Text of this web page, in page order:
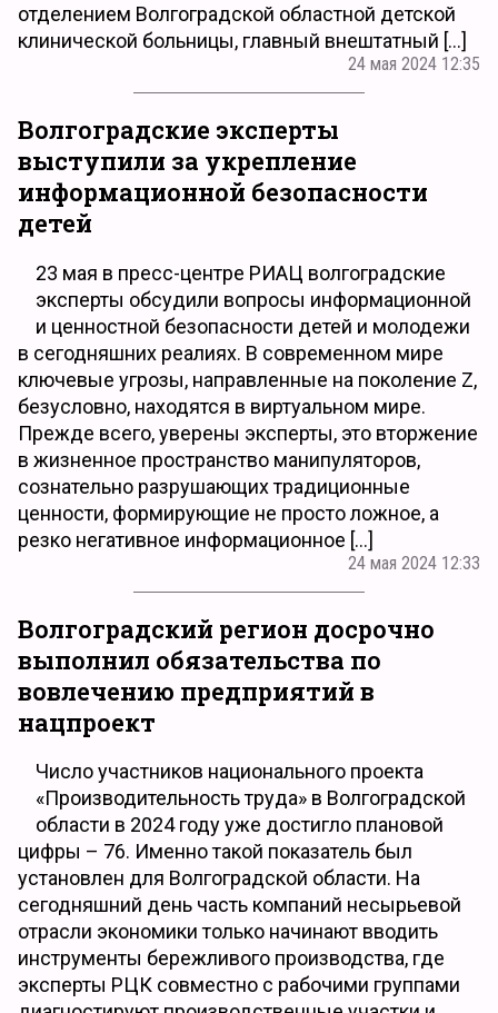
отделением Волгоградской областной детской
клинической больницы, главный внештатный […]
24 мая 2024 12:35
Волгоградские эксперты
выступили за укрепление
информационной безопасности
детей
23 мая в пресс-центре РИАЦ волгоградские
эксперты обсудили вопросы информационной
и ценностной безопасности детей и молодежи
в сегодняшних реалиях. В современном мире
ключевые угрозы, направленные на поколение Z,
безусловно, находятся в виртуальном мире.
Прежде всего, уверены эксперты, это вторжение
в жизненное пространство манипуляторов,
сознательно разрушающих традиционные
ценности, формирующие не просто ложное, а
резко негативное информационное […]
24 мая 2024 12:33
Волгоградский регион досрочно
выполнил обязательства по
вовлечению предприятий в
нацпроект
Число участников национального проекта
«Производительность труда» в Волгоградской
области в 2024 году уже достигло плановой
цифры – 76. Именно такой показатель был
установлен для Волгоградской области. На
сегодняшний день часть компаний несырьевой
отрасли экономики только начинают вводить
инструменты бережливого производства, где
эксперты РЦК совместно с рабочими группами